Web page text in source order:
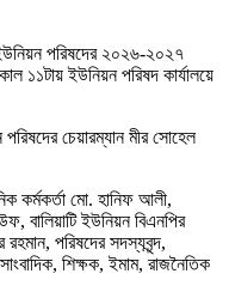
ইউনিয়ন পরিষদের ২০২৬-২০২৭
১১টায় ইউনিয়ন পরিষদ কার্যালয়ে
চেয়ারম্যান মীর সোহেল
কর্মকর্তা মো. হানিফ আলী,
বালিয়াটি ইউনিয়ন বিএনপির
পরিষদের সদস্যবৃন্দ,
শিক্ষক, ইমাম, রাজনৈতিক